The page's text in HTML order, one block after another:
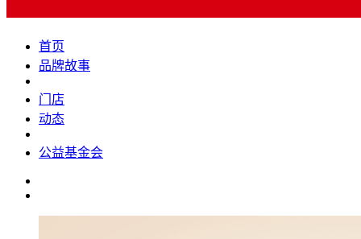
首页
品牌故事
门店
动态
公益基金会